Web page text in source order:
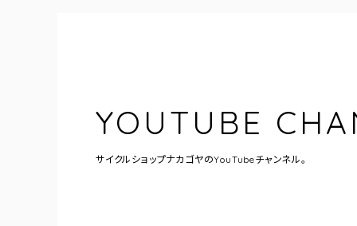
YOUTUBE
サイクルショップナカゴヤのYouTubeチャンネル。